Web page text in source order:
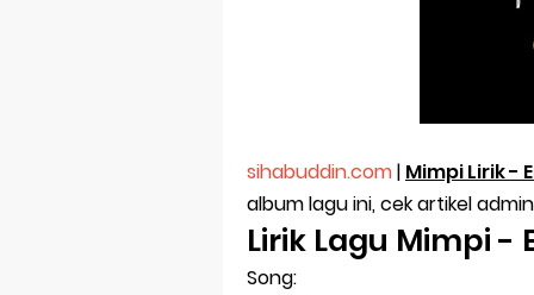
Sholawat
Ya Nabi
senang
Selamat
sihabuddin.com| Mimpi Lirik -
album lagu ini, cek artikel
Lirik Lagu Mimpi -
Song: